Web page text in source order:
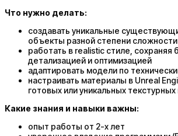
Что нужно делать:
создавать уникальные
объекты разной степени сложности
работать в realistic стиле, сохраняя
детализацией и оптимизацией
адаптировать модели по
настраивать материалы в Unreal
готовых или уникальных текстурных
Какие знания и навыки важны:
опыт работы от 2-х лет